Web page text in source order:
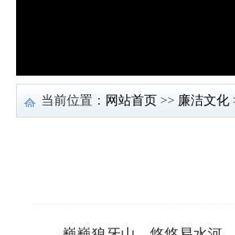
当前位置： 网站首页 >> 廉洁文化